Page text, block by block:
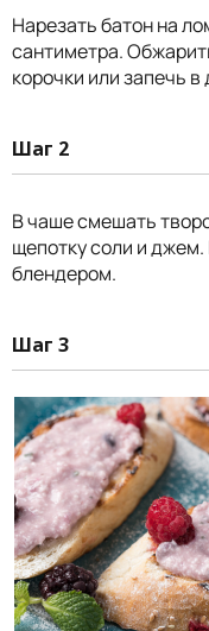
Нарезать батон на
сантиметра.
корочки или запечь в
Шаг 2
В чаше смешать
щепотку соли и
блендером.
Шаг 3